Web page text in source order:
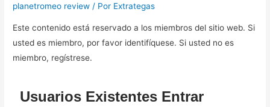
planetromeo review / Por Extrategas
Este contenido está reservado a los miembros del sitio web. Si
usted es miembro, por favor identifíquese. Si usted no es
miembro, regístrese.
Usuarios Existentes Entrar